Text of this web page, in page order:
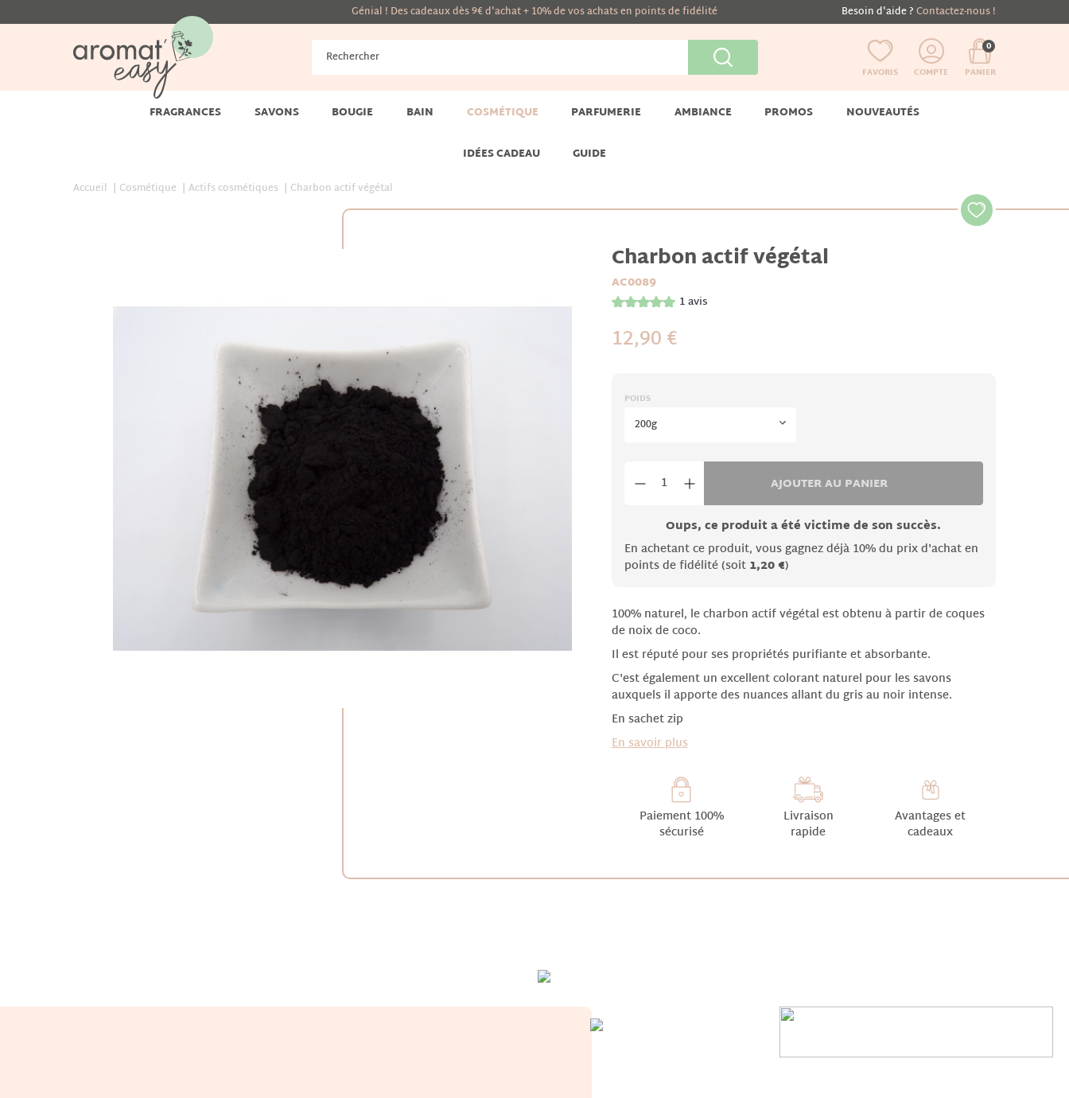
Génial ! Des cadeaux dès 9€ d'achat + 10% de vos achats en points de fidélité Besoin d'aide ?Contactez-nous !
FAVORIS COMPTE PANIER
0
FRAGRANCES SAVONS BOUGIE BAIN COSMÉTIQUE PARFUMERIE AMBIANCE PROMOS NOUVEAUTÉS
IDÉES CADEAU GUIDE
Accueil Cosmétique Actifs cosmétiques Charbon actif végétal
Charbon actif végétal
AC0089
1avis
12,90 €
POIDS
200g
AJOUTER AU PANIER
Oups, ce produit a été victime de son succès.
En achetant ce produit, vous gagnez déjà 10% du prix d'achat en
points de fidélité (soit 1,20 €)
100% naturel, le charbon actif végétal est obtenu à partir de coques
de noix de coco.
Il est réputé pour ses propriétés purifiante et absorbante.
C'est également un excellent colorant naturel pour les savons
auxquels il apporte des nuances allant du gris au noir intense.
En sachet zip
En savoir plus
Paiement 100%
sécurisé
Livraison
rapide
Avantages et
cadeaux